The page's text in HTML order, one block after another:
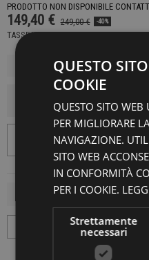
PRODOTTO NON DISPONIBILE
149,40 € 249,00 € -40%
TASSE INCLUSE
QUESTO
COOKIE
QUESTO SITO
PER MIGLIORARE
NAVIGAZIONE.
SITO WEB
IN CONFORMITÀ
PER I COOKIE.
Strettamente
necessari